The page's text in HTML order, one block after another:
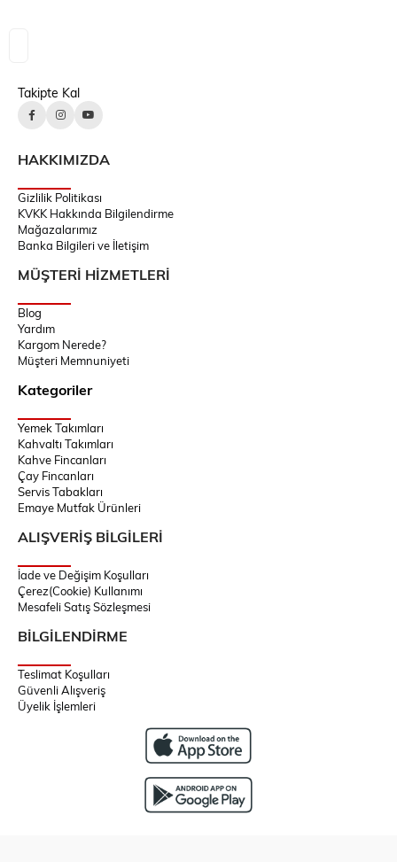
Takipte Kal
HAKKIMIZDA
Gizlilik Politikası
KVKK Hakkında Bilgilendirme
Mağazalarımız
Banka Bilgileri ve İletişim
MÜŞTERİ HİZMETLERİ
Blog
Yardım
Kargom Nerede?
Müşteri Memnuniyeti
Kategoriler
Yemek Takımları
Kahvaltı Takımları
Kahve Fincanları
Çay Fincanları
Servis Tabakları
Emaye Mutfak Ürünleri
ALIŞVERİŞ BİLGİLERİ
İade ve Değişim Koşulları
Çerez(Cookie) Kullanımı
Mesafeli Satış Sözleşmesi
BİLGİLENDİRME
Teslimat Koşulları
Güvenli Alışveriş
Üyelik İşlemleri